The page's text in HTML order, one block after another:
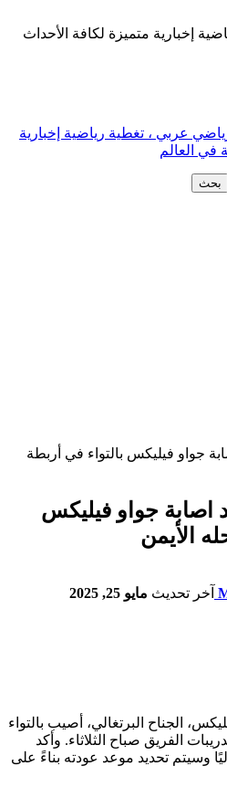
إخبارية متميزة لكافة الأحداث
عربي ، تغطية رياضية إخبارية
في العالم
جواو فيليكس بالتواء في أربطة
اصابة جواو فيليكس
الأيمن
آخر تحديث مايو 25, 2025
الجناح البرتغالي، أصيب بالتواء
الفريق صباح الثلاثاء. وأكد
وسيتم تحديد موعد عودته بناءً على